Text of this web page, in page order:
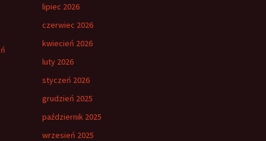
lipiec 2026
czerwiec 2026
kwiecień 2026
luty 2026
styczeń 2026
grudzień 2025
październik 2025
wrzesień 2025